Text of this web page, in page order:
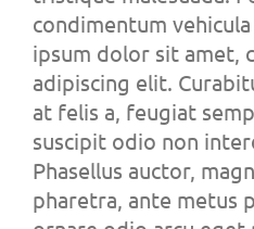
condimentum
ipsum dolor sit amet,
adipiscing elit.
at felis a, feugiat
suscipit odio non
Phasellus auctor,
pharetra, ante metus